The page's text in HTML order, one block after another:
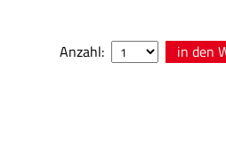
Anzahl: